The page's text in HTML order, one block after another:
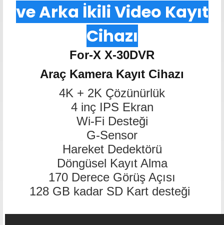
ve Arka İkili Video Kayıt
Cihazı
For-X X-30DVR
Araç Kamera Kayıt Cihazı
4K + 2K Çözünürlük
4 inç IPS Ekran
Wi-Fi Desteği
G-Sensor
Hareket Dedektörü
Döngüsel Kayıt Alma
170 Derece Görüş Açısı
128 GB kadar SD Kart desteği